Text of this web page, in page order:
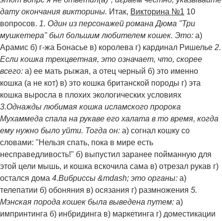
дату окончания викторины. Итак, Викторина №1 10
вопросов. 1. Один из персонажей романа Дюма "Три
мушкетера" был большим любителем кошек. Это: а)
Арамис б) г-жа Бонасье в) королева г) кардинал Ришелье 2.
Если кошка трехцветная, это означает, что, скорее
всего: а) ее мать рыжая, а отец черный б) это именно
кошка (а не кот) в) это кошка британской породы г) эта
кошка выросла в плохих экологических условиях
3.Однажды любимая кошка исламского пророка
Мухаммеда спала на рукаве его халата в то время, когда
ему нужно было уйти. Тогда он: а) согнал кошку со
словами: "Нельзя спать, пока в мире есть
несправедливость!" б) выпустил заранее пойманную для
этой цели мышь, и кошка вскочила сама в) отрезал рукав г)
остался дома 4.Вибриссы &mdash; это органы: а)
телепатии б) обоняния в) осязания г) размножения 5.
Мэнская порода кошек была выведена путем: а)
импринтинга б) инбридинга в) маркетинга г) доместикации